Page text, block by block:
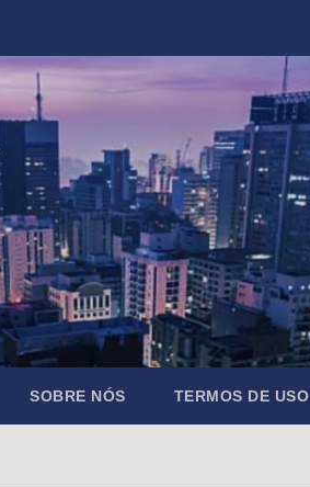
SOBRE NÓS TERMOS DE USO